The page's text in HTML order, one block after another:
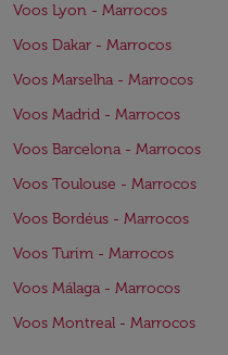
Voos Lyon - Marrocos
Voos Dakar - Marrocos
Voos Marselha - Marrocos
Voos Madrid - Marrocos
Voos Barcelona - Marrocos
Voos Toulouse - Marrocos
Voos Bordéus - Marrocos
Voos Turim - Marrocos
Voos Málaga - Marrocos
Voos Montreal - Marrocos